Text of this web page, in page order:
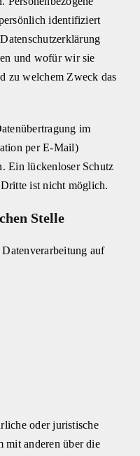
identifiziert
und wofür wir sie
zu welchem Zweck das
im
per E-Mail)
Ein lückenloser Schutz
ist nicht möglich.
Stelle
auf
oder juristische
mit anderen über die